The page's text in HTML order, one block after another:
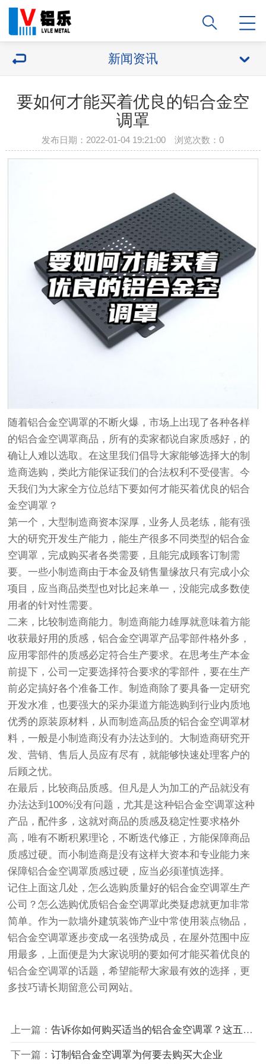
新闻资讯
要如何才能买着优良的铝合金空
调罩
发布日期：2022-01-04 19:21:00 浏览次数：0
随着铝合金空调罩的不断火爆，市场上出现了各种各样
的铝合金空调罩商品，所有的卖家都说自家质感好，的
确让人难以选取。在这里我们倡导大家能够选择大的制
造商选购，类此方能保证我们的合法权利不受侵害。今
天我们为大家全方位总结下要如何才能买着优良的铝合
金空调罩？
第一个，大型制造商资本深厚，业务人员老练，能有强
大的研究开发生产能力，能生产很多不同类型的铝合金
空调罩，完成购买者各类需要，且能完成顾客订制需
要。一些小制造商由于本金及销售量缘故只有完成小众
项目，应当商品类型也对比起来单一，没能完成多数使
用者的针对性需要。
二来，比较制造商能力。制造商能力雄厚就意味着方能
收获最好用的质感，铝合金空调罩产品零部件格外多，
应用零部件的质感必定符合生产要求。在思考生产本金
前提下，公司一定要选择符合要求的零部件，要在生产
前必定搞好各个准备工作。制造商除了要具备一定研究
开发水准，也要强大的采办渠道方能选购到行业内质地
优秀的原装原材料，从而制造高品质的铝合金空调罩材
料，一般是小制造商没有办法达到的。大制造商研究开
发、营销、售后人员应有尽有，就能够快速处理客户的
后顾之忧。
在最后，比较商品质感。但凡是人为加工的产品就没有
办法达到100%没有问题，尤其是这种铝合金空调罩这种
产品，配件多，这就对商品的质感及稳定性要求格外
高，唯有不断积累理论，不断迭代修正，方能保障商品
质感过硬。而小制造商是没有这样大资本和专业能力来
保障铝合金空调罩质感过硬，应当必须谨慎选择。
记住上面这几处，怎么选购质量好的铝合金空调罩生产
公司？怎么选购优质铝合金空调罩此类疑虑就更加非常
简单。作为一款墙外建筑装饰产业中常使用装点物品，
铝合金空调罩逐步变成一名强势成员，在屋外范围中应
用最多，上面便是为大家说明的要如何才能买着优良的
铝合金空调罩的话题，希望能帮大家最有效的选择，更
多技巧请长期留意公司网站。
上一篇： 告诉你如何购买适当的铝合金空调罩？这五点要素很关键
下一篇： 订制铝合金空调罩为何要去购买大企业